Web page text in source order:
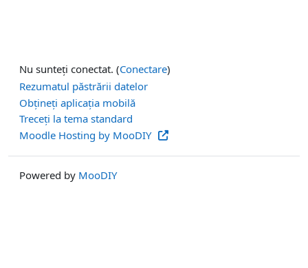
Nu sunteți conectat. (Conectare)
Rezumatul păstrării datelor
Obțineți aplicația mobilă
Treceți la tema standard
Moodle Hosting by MooDIY
Powered by MooDIY